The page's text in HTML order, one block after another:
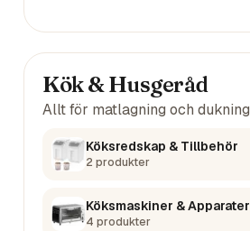
Kök & Husgeråd
Allt för matlagning och dukning
Köksredskap & Tillbehör
2 produkter
Köksmaskiner & Apparater
4 produkter